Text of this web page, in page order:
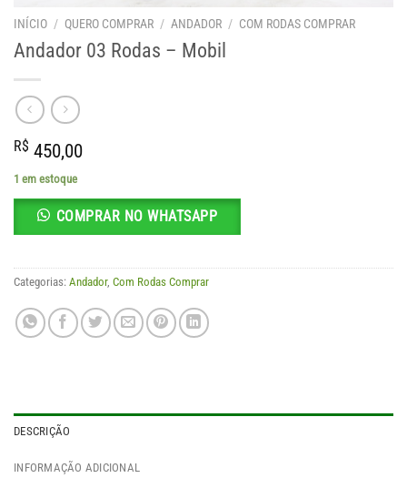
INÍCIO / QUERO COMPRAR / ANDADOR / COM RODAS COMPRAR
Andador 03 Rodas – Mobil
R$ 450,00
1 em estoque
COMPRAR NO WHATSAPP
Categorias: Andador, Com Rodas Comprar
DESCRIÇÃO
INFORMAÇÃO ADICIONAL